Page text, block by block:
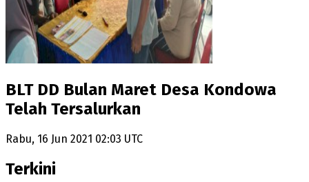
BLT DD Bulan Maret Desa Kondowa
Telah Tersalurkan
Rabu, 16 Jun 2021 02:03 UTC
Terkini